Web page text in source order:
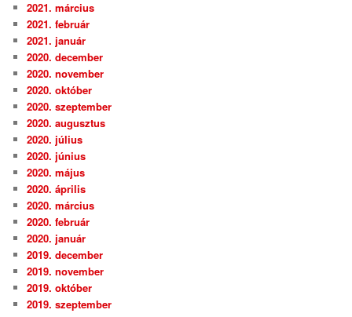
2021. március
2021. február
2021. január
2020. december
2020. november
2020. október
2020. szeptember
2020. augusztus
2020. július
2020. június
2020. május
2020. április
2020. március
2020. február
2020. január
2019. december
2019. november
2019. október
2019. szeptember